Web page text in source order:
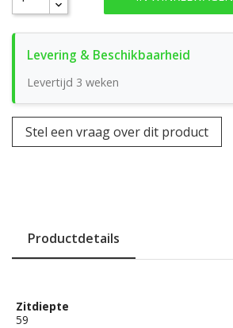
Levertijd 3 weken
Stel een vraag over dit product
Productdetails
Zitdiepte
59